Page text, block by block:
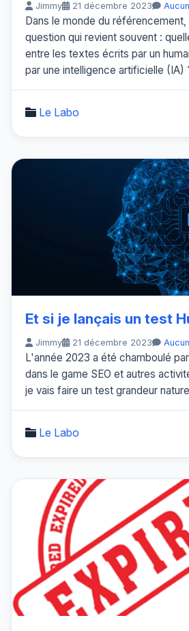
Jimmy 21 décembre 2023
Dans le monde du référencement,
question qui revient souvent :
entre les textes écrits par un
par une intelligence artificielle (IA)
Le Labo
Et si je lançais un test
Jimmy 21 décembre 2023
L'année 2023 a été chamboulé
dans le game SEO et autres
je vais faire un test grandeur
Le Labo